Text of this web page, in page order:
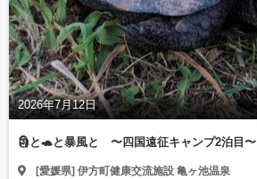
2026年7月12日
🗿と🐢と暴風と 〜四国遠征キャンプ2泊目〜
[愛媛県] 伊方町健康交流施設 亀ヶ池温泉